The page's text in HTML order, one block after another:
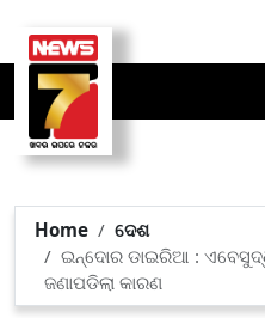
Home
ଦେଶ
ଇନ୍ଦୋର ଡାଇରିଆ :
ଜଣାପଡିଲା କାରଣ